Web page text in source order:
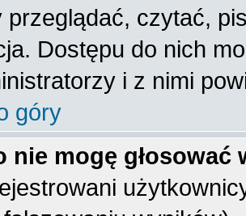
przeglądać, czytać,
Dostępu do nich
i z nimi
góry
nie mogę głosować